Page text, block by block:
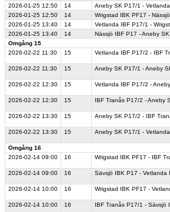
2026-01-25 12:50 14 Aneby SK P17/1 -
2026-01-25 12:50 14 Wrigstad IBK PF17 -
2026-01-25 13:40 14 Vetlanda IBF P17/1 -
2026-01-25 13:40 14 Nässjö IBF P17 - Aneby
Omgång 15
2026-02-22 11:30 15 Vetlanda IBF P17/2 - IBF
2026-02-22 11:30 15 Aneby SK P17/1 - Aneby
2026-02-22 12:30 15 Vetlanda IBF P17/2 -
2026-02-22 12:30 15 IBF Tranås P17/2 - Aneby
2026-02-22 13:30 15 Aneby SK P17/2 - IBF
2026-02-22 13:30 15 Aneby SK P17/1 -
Omgång 16
2026-02-14 09:00 16 Wrigstad IBK PF17 - IBF
2026-02-14 09:00 16 Sävsjö IBK P17 - Vetlanda
2026-02-14 10:00 16 Wrigstad IBK PF17 -
2026-02-14 10:00 16 IBF Tranås P17/1 - Sävsjö